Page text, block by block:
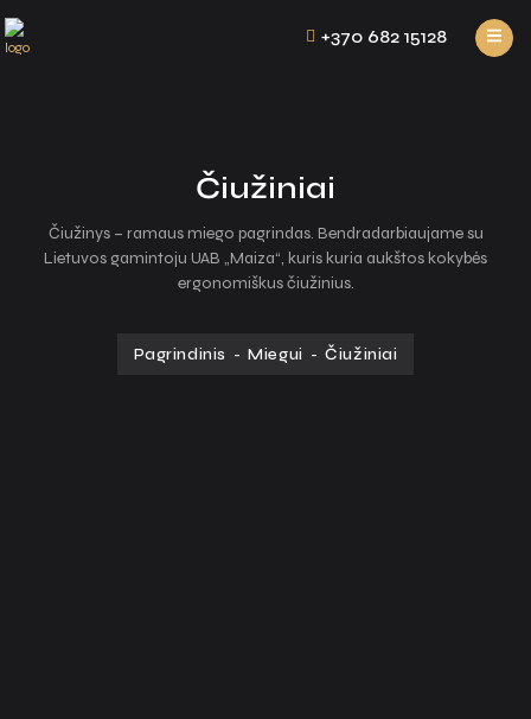
+370 682 15128
Čiužiniai
Čiužinys – ramaus miego pagrindas. Bendradarbiaujame su
Lietuvos gamintoju UAB „Maiza“, kuris kuria aukštos kokybės
ergonomiškus čiužinius.
Pagrindinis - Miegui - Čiužiniai